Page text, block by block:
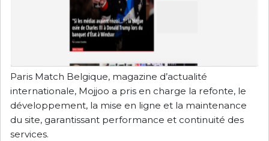
Paris Match Belgique, magazine d’actualité
internationale, Mojjoo a pris en charge la refonte, le
développement, la mise en ligne et la maintenance
du site, garantissant performance et continuité des
services.